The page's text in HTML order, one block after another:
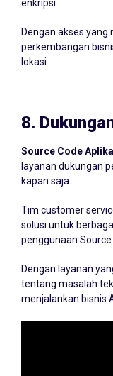
enkripsi.
Dengan akses
perkembangan
lokasi.
8.
Source Code
layanan dukungan
kapan saja.
Tim customer
solusi untuk
penggunaan Source
Dengan layanan
tentang masalah
menjalankan bisnis